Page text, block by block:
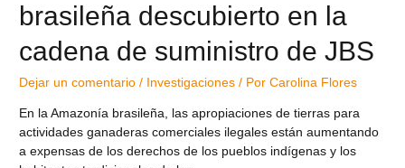
brasileña descubierto en la
cadena de suministro de JBS
Dejar un comentario / Investigaciones / PorCarolina Flores
En la Amazonía brasileña, las apropiaciones de tierras para
actividades ganaderas comerciales ilegales están aumentando
a expensas de los derechos de los pueblos indígenas y los